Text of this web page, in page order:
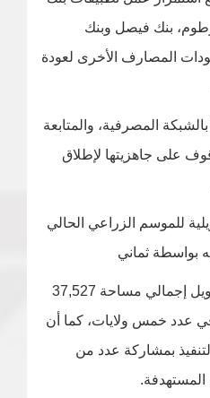
بنك فيصل وبنك
المصارف الأخرى لعودة
) مصرفاً بالشبكة المصرفية، والمتابعة
على جاهزيتها لإطلاق
للموسم الزراعي الحالي
مؤسسات تمويل أصغر لتمويل إجمالي مساحة 37,527
7,644 عميل في عدد خمس ولايات، كما أن
بمشاركة عدد من
المستهدفة.